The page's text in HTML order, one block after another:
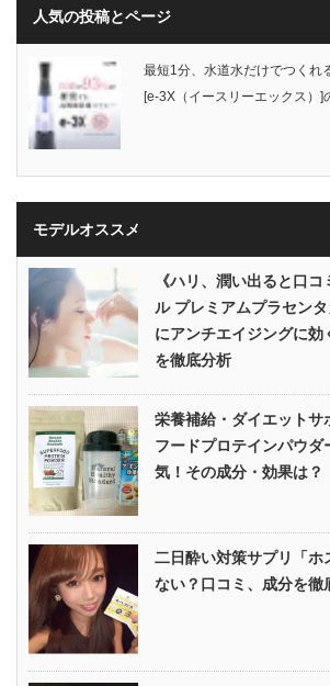
人気の投稿とページ
最短1分、水道水だけでつくれ
[e-3X（イースリーエックス）]
モデルオススメ
《ハリ、潤い出ると口
ル プレミアムプラセン
にアンチエイジングに効
を徹底分析
栄養補給・ダイエットサ
フードプロテインパウダ
気！その成分・効果は？
二日酔い対策サプリ「ホ
ない？口コミ、成分を徹